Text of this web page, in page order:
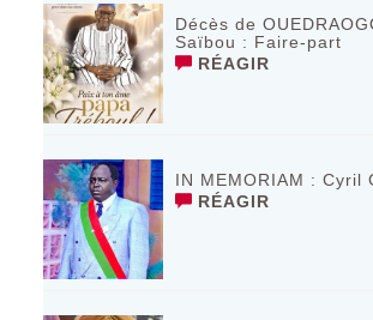
Décès de
Saïbou : Faire-part
RÉAGIR
IN MEMORIAM : Cyril
RÉAGIR